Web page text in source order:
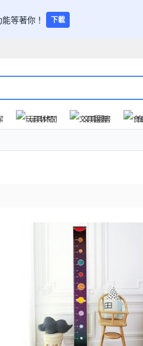
等著你！ 下載
玩具休閒 文具圖書